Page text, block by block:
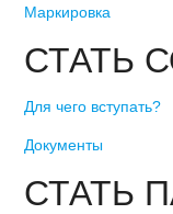
Маркировка
СТАТЬ
Для чего вступать?
Документы
СТАТЬ